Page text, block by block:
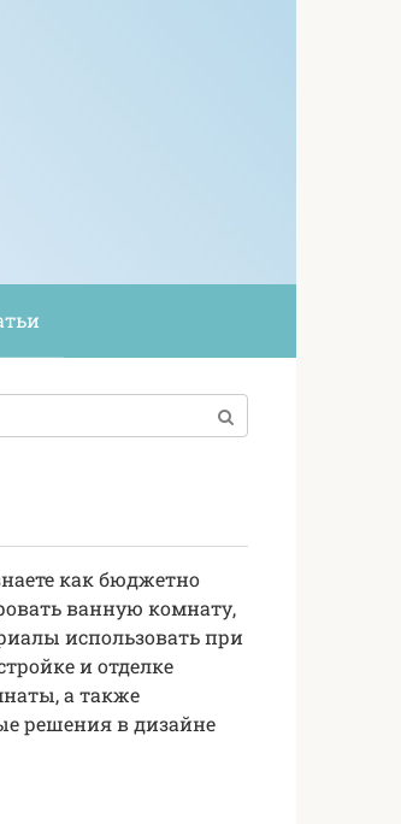
как бюджетно
ванную комнату,
использовать при
и отделке
а также
решения в дизайне